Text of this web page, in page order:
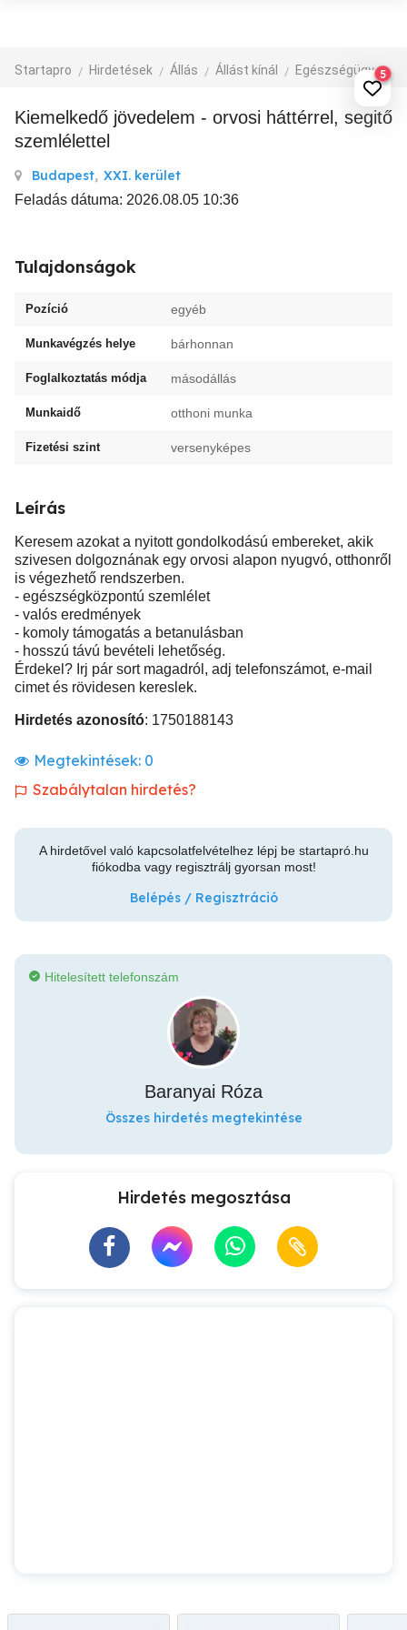
Startapro Hirdetések Állás Állást kínál Egészségügy, szépségipar5
Kiemelkedő jövedelem - orvosi háttérrel, segitő
szemlélettel
Budapest, XXI. kerület
Feladás dátuma: 2026.08.05 10:36
Tulajdonságok
Pozíció egyéb
Munkavégzés helye bárhonnan
Foglalkoztatás módja másodállás
Munkaidő otthoni munka
Fizetési szint versenyképes
Leírás
Keresem azokat a nyitott gondolkodású embereket, akik
szivesen dolgoznának egy orvosi alapon nyugvó, otthonről
is végezhető rendszerben.
- egészségközpontú szemlélet
- valós eredmények
- komoly támogatás a betanulásban
- hosszú távú bevételi lehetőség.
Érdekel? Irj pár sort magadról, adj telefonszámot, e-mail
cimet és rövidesen kereslek.
Hirdetés azonosító: 1750188143
Megtekintések: 0
Szabálytalan hirdetés?
A hirdetővel való kapcsolatfelvételhez lépj be startapró.hu
fiókodba vagy regisztrálj gyorsan most!
Belépés / Regisztráció
Hitelesített telefonszám
Baranyai Róza
Összes hirdetés megtekintése
Hirdetés megosztása